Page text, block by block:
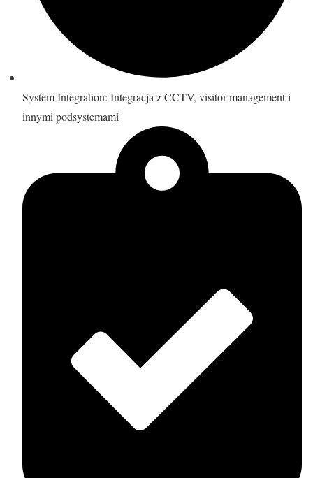
System Integration: Integracja z CCTV, visitor management i
innymi podsystemami